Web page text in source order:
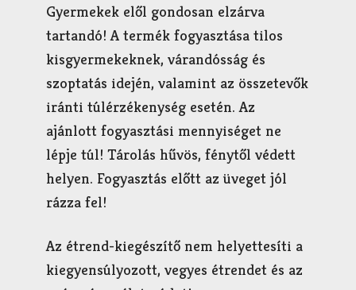
Gyermekek elől gondosan elzárva
tartandó! A termék fogyasztása tilos
kisgyermekeknek, várandósság és
szoptatás idején, valamint az összetevők
iránti túlérzékenység esetén. Az
ajánlott fogyasztási mennyiséget ne
lépje túl! Tárolás hűvös, fénytől védett
helyen. Fogyasztás előtt az üveget jól
rázza fel!
Az étrend-kiegészítő nem helyettesíti a
kiegyensúlyozott, vegyes étrendet és az